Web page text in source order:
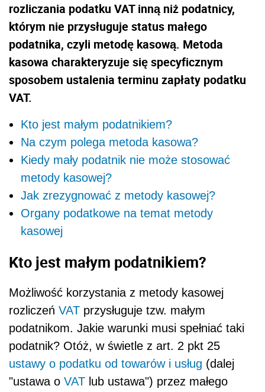
rozliczania podatku VAT inną niż podatnicy,
którym nie przysługuje status małego
podatnika, czyli metodę kasową. Metoda
kasowa charakteryzuje się specyficznym
sposobem ustalenia terminu zapłaty podatku
VAT.
Kto jest małym podatnikiem?
Na czym polega metoda kasowa?
Kiedy mały podatnik nie może stosować
metody kasowej?
Jak zrezygnować z metody kasowej?
Organy podatkowe na temat metody
kasowej
Kto jest małym podatnikiem?
Możliwość korzystania z metody kasowej
rozliczeń VAT przysługuje tzw. małym
podatnikom. Jakie warunki musi spełniać taki
podatnik? Otóż, w świetle z art. 2 pkt 25
ustawy o podatku od towarów i usług (dalej
"ustawa o VAT lub ustawa") przez małego